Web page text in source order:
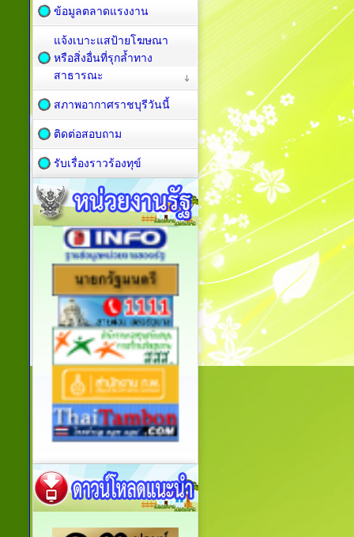
ข้อมูลตลาดแรงงาน
แจ้งเบาะแสป้ายโฆษณา
หรือสิ่งอื่นที่รุกล้ำทาง
สาธารณะ
สภาพอากาศราชบุรีวันนี้
ติดต่อสอบถาม
รับเรื่องราวร้องทุข์